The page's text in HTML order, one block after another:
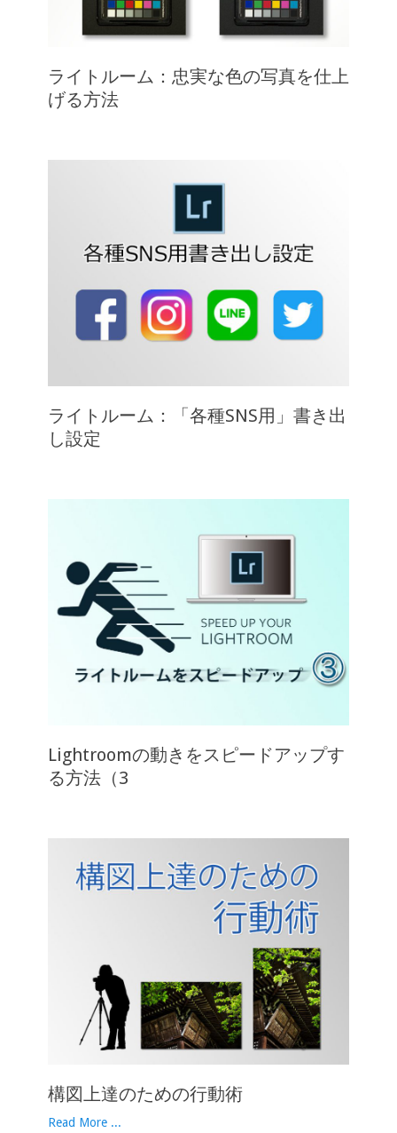
ライトルーム：忠実な色の写真を仕上
げる方法
ライトルーム：「各種SNS用」書き出
し設定
Lightroomの動きをスピードアップす
る方法（3
構図上達のための行動術
Read More ...